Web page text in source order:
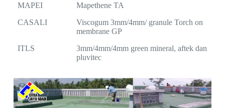
MAPEI
Mapethene TA
CASALI
Viscogum 3mm/4mm/ granule Torch on
membrane GP
ITLS
3mm/4mm/4mm green mineral, aftek dan
pluvitec